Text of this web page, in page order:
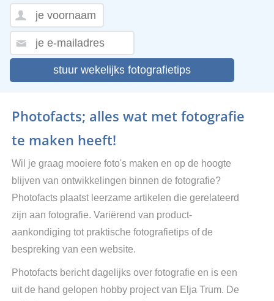
stuur wekelijks fotografietips
Photofacts; alles wat met fotografie
te maken heeft!
Wil je graag mooiere foto's maken en op de hoogte
blijven van ontwikkelingen binnen de fotografie?
Photofacts plaatst leerzame artikelen die gerelateerd
zijn aan fotografie. Variërend van product-
aankondiging tot praktische fotografietips of de
bespreking van een website.
Photofacts bericht dagelijks over fotografie en is een
uit de hand gelopen hobby project van Elja Trum. De